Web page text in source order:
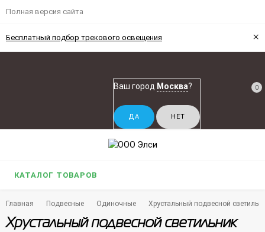
Полная версия сайта
Бесплатный подбор трекового освещения ×
Ваш город Москва? 0
КАТАЛОГ ТОВАРОВ
Главная Подвесные Одиночные Хрустальный подвесной
Хрустальный подвесной светильник